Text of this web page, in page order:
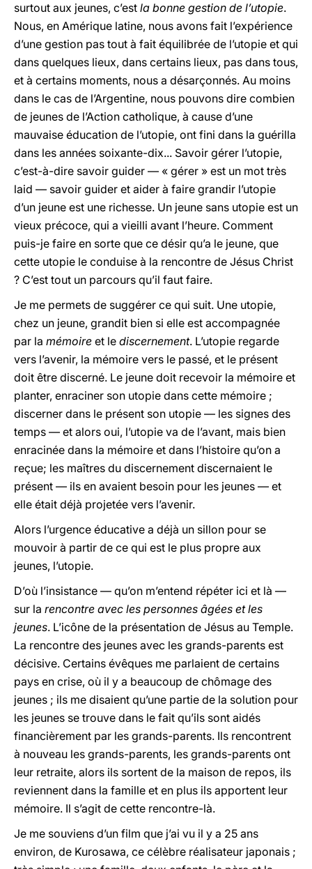
surtout aux jeunes, c’est la bonne gestion de l’utopie.
Nous, en Amérique latine, nous avons fait l’expérience
d’une gestion pas tout à fait équilibrée de l’utopie et qui
dans quelques lieux, dans certains lieux, pas dans tous,
et à certains moments, nous a désarçonnés. Au moins
dans le cas de l’Argentine, nous pouvons dire combien
de jeunes de l’Action catholique, à cause d’une
mauvaise éducation de l’utopie, ont fini dans la guérilla
dans les années soixante-dix... Savoir gérer l’utopie,
c’est-à-dire savoir guider — « gérer » est un mot très
laid — savoir guider et aider à faire grandir l’utopie
d’un jeune est une richesse. Un jeune sans utopie est un
vieux précoce, qui a vieilli avant l’heure. Comment
puis-je faire en sorte que ce désir qu’a le jeune, que
cette utopie le conduise à la rencontre de Jésus Christ
? C’est tout un parcours qu’il faut faire.
Je me permets de suggérer ce qui suit. Une utopie,
chez un jeune, grandit bien si elle est accompagnée
par la mémoire et le discernement. L’utopie regarde
vers l’avenir, la mémoire vers le passé, et le présent
doit être discerné. Le jeune doit recevoir la mémoire et
planter, enraciner son utopie dans cette mémoire ;
discerner dans le présent son utopie — les signes des
temps — et alors oui, l’utopie va de l’avant, mais bien
enracinée dans la mémoire et dans l’histoire qu’on a
reçue; les maîtres du discernement discernaient le
présent — ils en avaient besoin pour les jeunes — et
elle était déjà projetée vers l’avenir.
Alors l’urgence éducative a déjà un sillon pour se
mouvoir à partir de ce qui est le plus propre aux
jeunes, l’utopie.
D’où l’insistance — qu’on m’entend répéter ici et là —
sur la rencontre avec les personnes âgées et les
jeunes. L’icône de la présentation de Jésus au Temple.
La rencontre des jeunes avec les grands-parents est
décisive. Certains évêques me parlaient de certains
pays en crise, où il y a beaucoup de chômage des
jeunes ; ils me disaient qu’une partie de la solution pour
les jeunes se trouve dans le fait qu’ils sont aidés
financièrement par les grands-parents. Ils rencontrent
à nouveau les grands-parents, les grands-parents ont
leur retraite, alors ils sortent de la maison de repos, ils
reviennent dans la famille et en plus ils apportent leur
mémoire. Il s’agit de cette rencontre-là.
Je me souviens d’un film que j’ai vu il y a 25 ans
environ, de Kurosawa, ce célèbre réalisateur japonais ;